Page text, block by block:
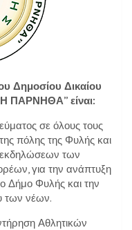
Δημοσίου Δικαίου
ΠΑΡΝΗΘΑ” είναι:
σε όλους τους
πόλης της Φυλής και
εκδηλώσεων των
για την ανάπτυξη
Δήμο Φυλής και την
των νέων.
Αθλητικών